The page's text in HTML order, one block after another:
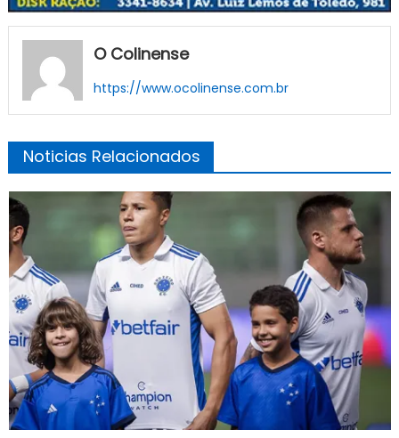
O Colinense
https://www.ocolinense.com.br
Noticias Relacionados